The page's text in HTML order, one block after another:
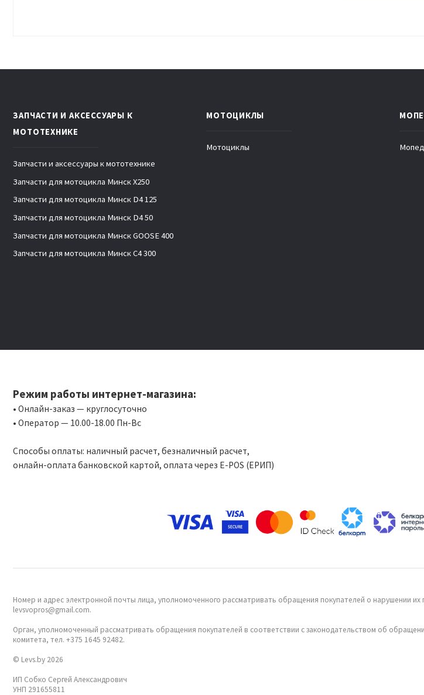
ЗАПЧАСТИ И АКСЕССУАРЫ К
МОТОТЕХНИКЕ
Запчасти и аксессуары к мототехнике
Запчасти для мотоцикла Минск X250
Запчасти для мотоцикла Минск D4 125
Запчасти для мотоцикла Минск D4 50
Запчасти для мотоцикла Минск GOOSE 400
Запчасти для мотоцикла Минск C4 300
МОТОЦИКЛЫ
Мотоциклы
Режим работы интернет-магазина:
• Онлайн-заказ — круглосуточно
• Оператор — 10.00-18.00 Пн-Вс
Способы оплаты: наличный расчет, безналичный расчет,
онлайн-оплата банковской картой, оплата через Е-POS (ЕРИП)
Номер и адрес электронной почты лица, уполномоченного рассматривать обращения покупателей о нарушении
levsvopros@gmail.com.
Орган, уполномоченный рассматривать обращения покупателей в соответствии с законодательством об
комитета, тел. +375 1645 92482.
© Levs.by 2026
ИП Собко Сергей Александрович
УНП 291655811